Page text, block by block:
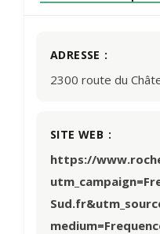
ADRESSE
2300 route du
SITE WEB
https://